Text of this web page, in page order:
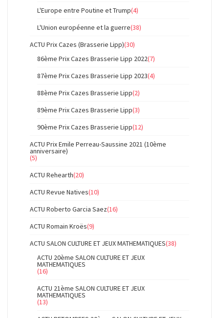
L'Europe entre Poutine et Trump(4)
L'Union européenne et la guerre(38)
ACTU Prix Cazes (Brasserie Lipp)(30)
86ème Prix Cazes Brasserie Lipp 2022(7)
87ème Prix Cazes Brasserie Lipp 2023(4)
88ème Prix Cazes Brasserie Lipp(2)
89ème Prix Cazes Brasserie Lipp(3)
90ème Prix Cazes Brasserie Lipp(12)
ACTU Prix Emile Perreau-Saussine 2021 (10ème
anniversaire)
(5)
ACTU Rehearth(20)
ACTU Revue Natives(10)
ACTU Roberto Garcia Saez(16)
ACTU Romain Kroës(9)
ACTU SALON CULTURE ET JEUX MATHEMATIQUES(38)
ACTU 20ème SALON CULTURE ET JEUX
MATHEMATIQUES
(16)
ACTU 21ème SALON CULTURE ET JEUX
MATHEMATIQUES
(13)